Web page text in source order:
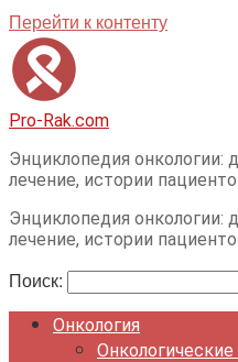
Перейти к контенту
Pro-Rak.com
Энциклопедия онкологии:
лечение, истории
Энциклопедия онкологии:
лечение, истории
Поиск:
Онкология